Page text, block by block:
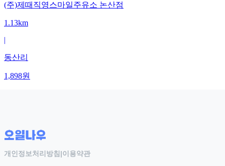
(주)제때직영스마일주유소 논산점
1.13km
|
동산리
1,898원
개인정보처리방침 |이용약관